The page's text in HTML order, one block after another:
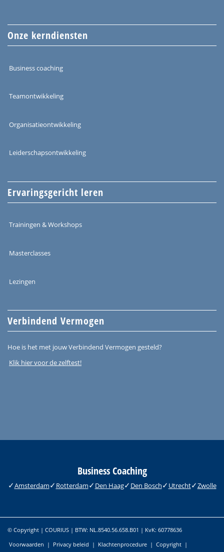
Onze kerndiensten
Business coaching
Teamontwikkeling
Organisatieontwikkeling
Leiderschapsontwikkeling
Ervaringsgericht leren
Trainingen & Workshops
Masterclasses
Lezingen
Verbindend Vermogen
Hoe is het met jouw Verbindend Vermogen gesteld?
Klik hier voor de zelftest!
Business Coaching
Amsterdam Rotterdam Den Haag Den Bosch Utrecht Zwolle
© Copyright | COURIUS | BTW: NL.8540.56.658.B01 | KvK: 60778636
Voorwaarden | Privacy beleid | Klachtenprocedure | Copyright |